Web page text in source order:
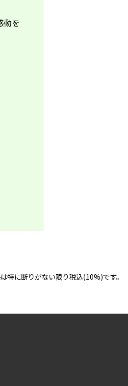
動を
特に断りがない限り税込(10%)です。